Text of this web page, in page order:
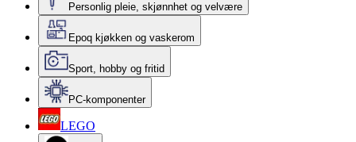
Personlig pleie, skjønnhet og velvære
Epoq kjøkken og vaskerom
Sport, hobby og fritid
PC-komponenter
LEGO